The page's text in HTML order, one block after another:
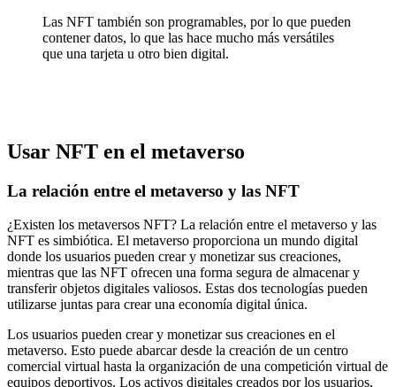
Las NFT también son programables, por lo que pueden
contener datos, lo que las hace mucho más versátiles
que una tarjeta u otro bien digital.
Usar NFT en el metaverso
La relación entre el metaverso y las NFT
¿Existen los metaversos NFT? La relación entre el metaverso y las
NFT es simbiótica. El metaverso proporciona un mundo digital
donde los usuarios pueden crear y monetizar sus creaciones,
mientras que las NFT ofrecen una forma segura de almacenar y
transferir objetos digitales valiosos. Estas dos tecnologías pueden
utilizarse juntas para crear una economía digital única.
Los usuarios pueden crear y monetizar sus creaciones en el
metaverso. Esto puede abarcar desde la creación de un centro
comercial virtual hasta la organización de una competición virtual de
equipos deportivos. Los activos digitales creados por los usuarios,